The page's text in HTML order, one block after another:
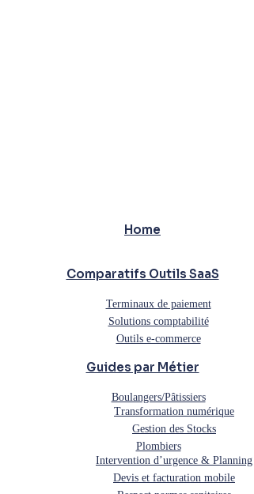
Home
Comparatifs Outils SaaS
Terminaux de paiement
Solutions comptabilité
Outils e-commerce
Guides par Métier
Boulangers/Pâtissiers
Transformation numérique
Gestion des Stocks
Plombiers
Intervention d’urgence & Planning
Devis et facturation mobile